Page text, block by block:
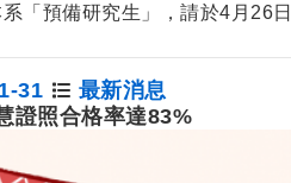
「預備研究生」，請於4月26
31
最新消息
證照合格率達83%